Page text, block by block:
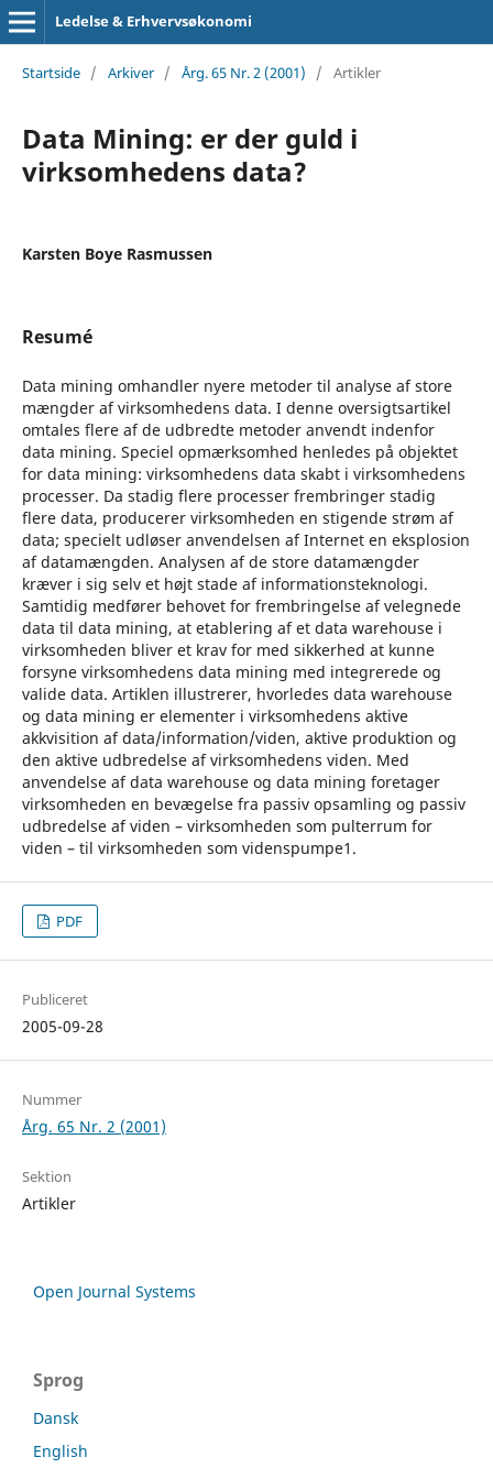
Ledelse & Erhvervsøkonomi
Startside / Arkiver / Årg. 65 Nr. 2 (2001) / Artikler
Data Mining: er der guld i
virksomhedens data?
Karsten Boye Rasmussen
Resumé
Data mining omhandler nyere metoder til analyse af store
mængder af virksomhedens data. I denne oversigtsartikel
omtales flere af de udbredte metoder anvendt indenfor
data mining. Speciel opmærksomhed henledes på objektet
for data mining: virksomhedens data skabt i virksomhedens
processer. Da stadig flere processer frembringer stadig
flere data, producerer virksomheden en stigende strøm af
data; specielt udløser anvendelsen af Internet en eksplosion
af datamængden. Analysen af de store datamængder
kræver i sig selv et højt stade af informationsteknologi.
Samtidig medfører behovet for frembringelse af velegnede
data til data mining, at etablering af et data warehouse i
virksomheden bliver et krav for med sikkerhed at kunne
forsyne virksomhedens data mining med integrerede og
valide data. Artiklen illustrerer, hvorledes data warehouse
og data mining er elementer i virksomhedens aktive
akkvisition af data/information/viden, aktive produktion og
den aktive udbredelse af virksomhedens viden. Med
anvendelse af data warehouse og data mining foretager
virksomheden en bevægelse fra passiv opsamling og passiv
udbredelse af viden – virksomheden som pulterrum for
viden – til virksomheden som videnspumpe1.
PDF
Publiceret
2005-09-28
Nummer
Årg. 65 Nr. 2 (2001)
Sektion
Artikler
Open Journal Systems
Sprog
Dansk
English